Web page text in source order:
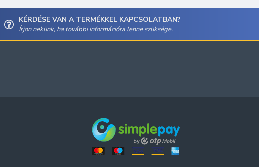
KÉRDÉSE VAN A TERMÉKKEL KAPCSOLATBAN?
Írjon nekünk, ha további információra lenne szüksége.